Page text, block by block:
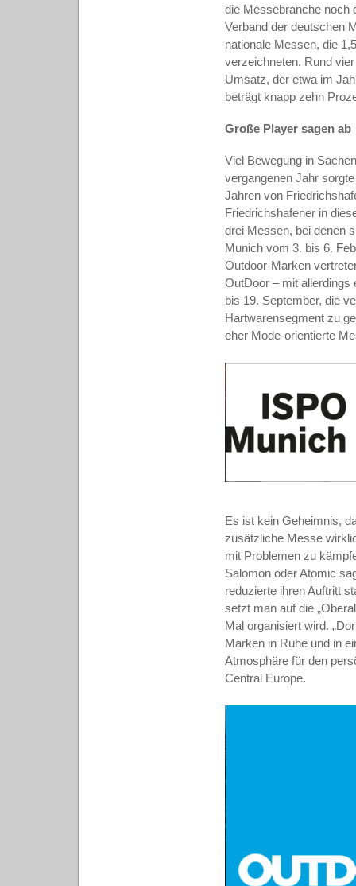
die Messebranche noch
Verband der deutschen
nationale Messen, die
verzeichneten. Rund
Umsatz, der etwa im
beträgt knapp zehn
Große Player sagen ab
Viel Bewegung in
vergangenen Jahr
Jahren von
Friedrichshafener in
drei Messen, bei denen
Munich vom 3. bis 6.
Outdoor-Marken
OutDoor – mit allerdings
bis 19. September, die
Hartwarensegment zu
eher Mode-orientierte
Es ist kein Geheimnis,
zusätzliche Messe
mit Problemen zu
Salomon oder Atomic
reduzierte ihren Auftritt
setzt man auf die
Mal organisiert wird.
Marken in Ruhe und in
Atmosphäre für den
Central Europe.